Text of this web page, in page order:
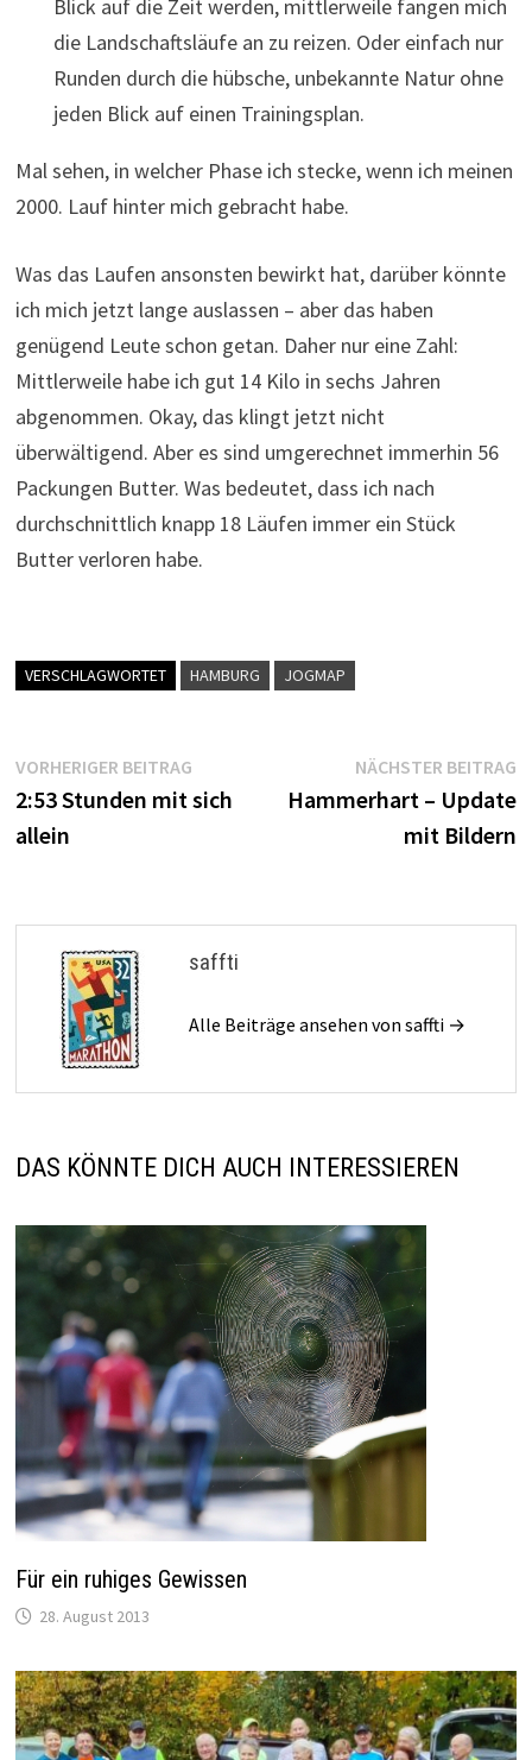
Blick auf die Zeit werden, mittlerweile fangen mich
die Landschaftsläufe an zu reizen. Oder einfach nur
Runden durch die hübsche, unbekannte Natur ohne
jeden Blick auf einen Trainingsplan.
Mal sehen, in welcher Phase ich stecke, wenn ich meinen
2000. Lauf hinter mich gebracht habe.
Was das Laufen ansonsten bewirkt hat, darüber könnte
ich mich jetzt lange auslassen – aber das haben
genügend Leute schon getan. Daher nur eine Zahl:
Mittlerweile habe ich gut 14 Kilo in sechs Jahren
abgenommen. Okay, das klingt jetzt nicht
überwältigend. Aber es sind umgerechnet immerhin 56
Packungen Butter. Was bedeutet, dass ich nach
durchschnittlich knapp 18 Läufen immer ein Stück
Butter verloren habe.
VERSCHLAGWORTET HAMBURG JOGMAP
Beitragsnavigation
VORHERIGER BEITRAGVorheriger
Beitrag:
2:53 Stunden mit sich
allein
NÄCHSTER BEITRAG
Hammerhart – Update
mit Bildern
saffti
Alle Beiträge ansehen von saffti →
DAS KÖNNTE DICH AUCH INTERESSIEREN
Für ein ruhiges Gewissen
28. August 2013